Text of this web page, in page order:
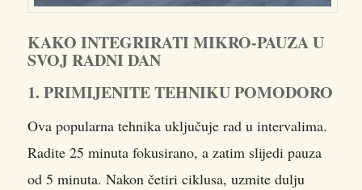
KAKO INTEGRIRATI MIKRO-PAUZA U
SVOJ RADNI DAN
1. PRIMIJENITE TEHNIKU POMODORO
Ova popularna tehnika uključuje rad u intervalima.
Radite 25 minuta fokusirano, a zatim slijedi pauza
od 5 minuta. Nakon četiri ciklusa, uzmite dulju